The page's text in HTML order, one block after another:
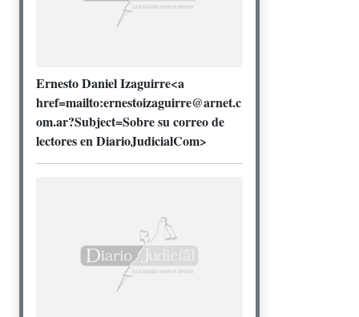
Ernesto Daniel Izaguirre<a
href=mailto:ernestoizaguirre@arnet.c
om.ar?Subject=Sobre su correo de
lectores en DiarioJudicialCom>